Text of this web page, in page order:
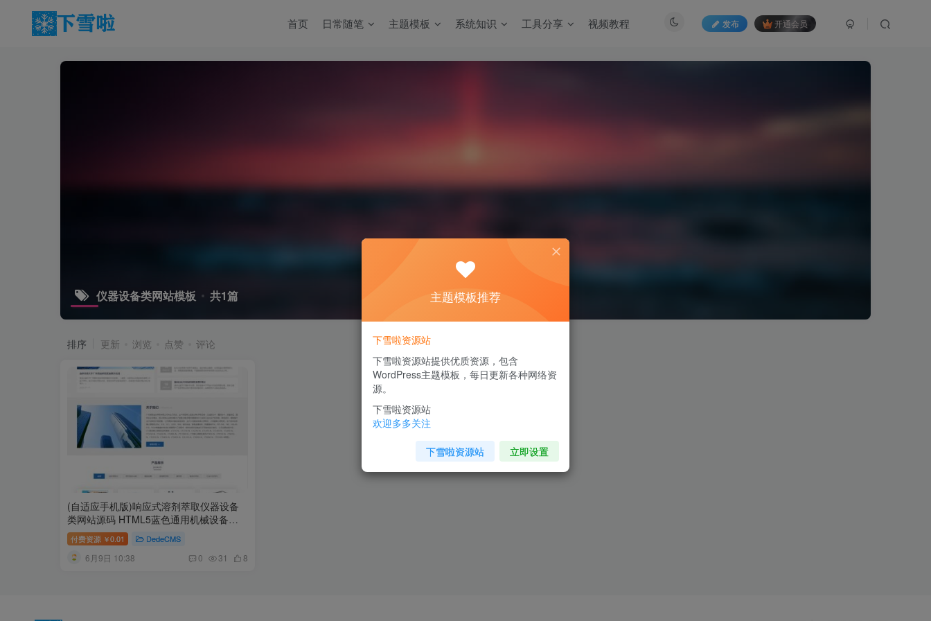
发布 开通会员
首页 日常随笔 主题模板 系统知识 工具分享 视频教程
仪器设备类网站模板 共1篇
排序 更新 浏览 点赞 评论
(自适应手机版)响应式溶剂萃取仪器设备
类网站源码 HTML5蓝色通用机械设备网
站织梦模板
付费资源 ￥0.01 DedeCMS
6月9日 10:38 0 31 8
主题模板推荐
下雪啦资源站
下雪啦资源站提供优质资源，包含
WordPress主题模板，每日更新各种网络资
源。
下雪啦资源站
欢迎多多关注
下雪啦资源站 立即设置